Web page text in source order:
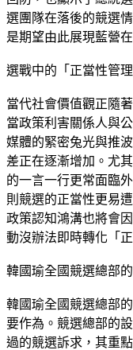
選團隊在落後的競選
是期望由此展現藍營
選戰中的「正當性管理
當代社會價值觀正隨
當政策利害關係人與
媒體的緊密兔光與推
差正在逐漸增加。尤
的一言一行更常面臨
則競選的正當性更易
政策認知鴻溝也將會
動沒辦法即時轉化「
韓國瑜全國競選總部
韓國瑜全國競選總部
要作為。競選總部的
過的競選訴求，其重